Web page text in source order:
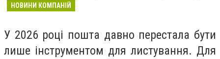
НОВИНИ КОМПАНІЙ
У 2026 році пошта давно перестала бути
лише інструментом для листування. Для